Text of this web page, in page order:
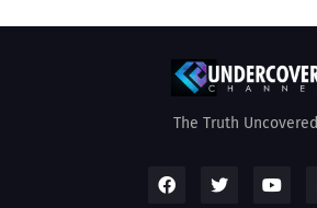
The Truth Uncovered